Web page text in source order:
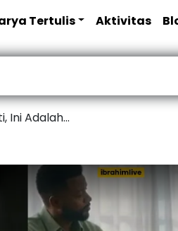
Tertulis Aktivitas
Ini Adalah...